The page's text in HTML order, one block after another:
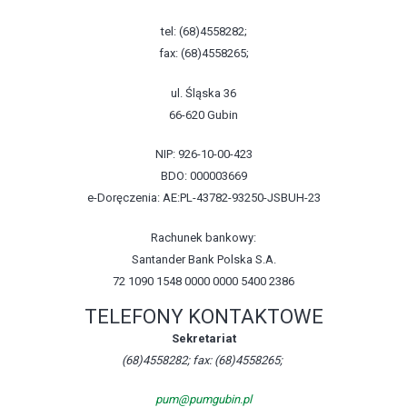
tel: (68)4558282;
fax: (68)4558265;
ul. Śląska 36
66-620 Gubin
NIP: 926-10-00-423
BDO: 000003669
e-Doręczenia: AE:PL-43782-93250-JSBUH-23
Rachunek bankowy:
Santander Bank Polska S.A.
72 1090 1548 0000 0000 5400 2386
TELEFONY KONTAKTOWE
Sekretariat
(68)4558282; fax: (68)4558265;
pum@pumgubin.pl